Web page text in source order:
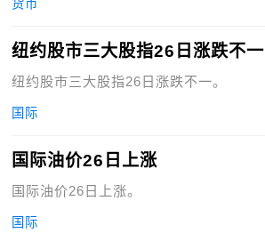
货币
纽约股市三大股指26日涨跌不一
纽约股市三大股指26日涨跌不一。
国际
国际油价26日上涨
国际油价26日上涨。
国际